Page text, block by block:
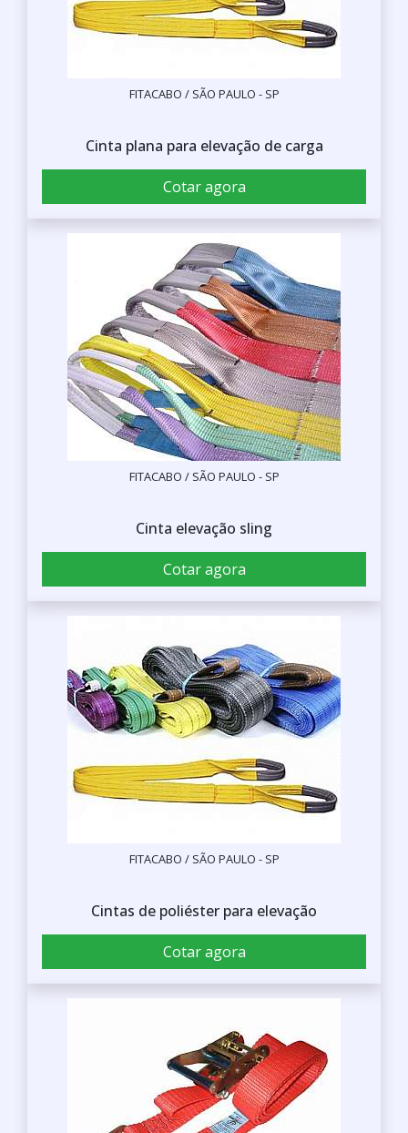
FITACABO / SÃO PAULO - SP
Cinta plana para elevação de carga
Cotar agora
FITACABO / SÃO PAULO - SP
Cinta elevação sling
Cotar agora
FITACABO / SÃO PAULO - SP
Cintas de poliéster para elevação
Cotar agora